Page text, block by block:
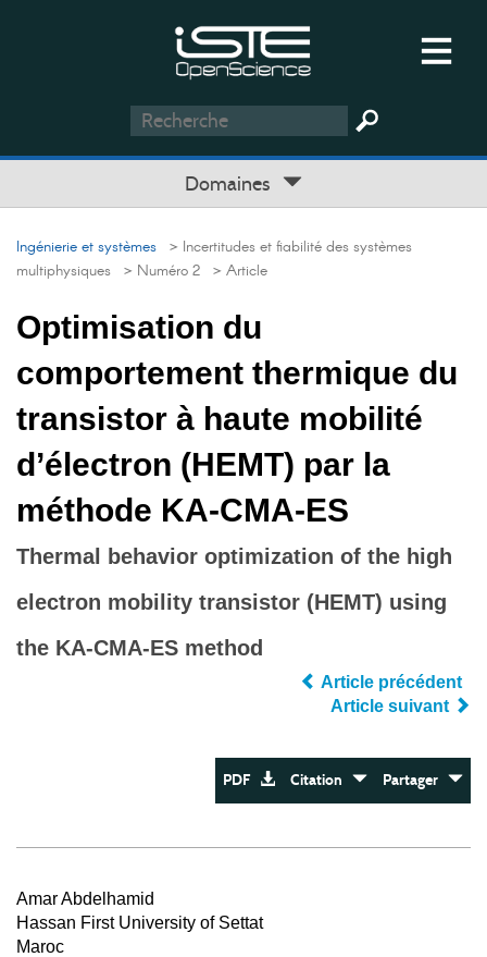
Domaines
Ingénierie et systèmes > Incertitudes et fiabilité des systèmes
multiphysiques > Numéro 2 > Article
Optimisation du
comportement thermique du
transistor à haute mobilité
d’électron (HEMT) par la
méthode KA-CMA-ES
Thermal behavior optimization of the high
electron mobility transistor (HEMT) using
the KA-CMA-ES method
Article précédent
Article suivant
PDF Citation Partager
Amar Abdelhamid
Hassan First University of Settat
Maroc